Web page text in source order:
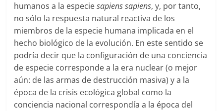
humanos a la especiesapiens sapiens, y, por tanto,
no sólo la respuesta natural reactiva de los
miembros de la especie humana implicada en el
hecho biológico de la evolución. En este sentido se
podría decir que la configuración de una conciencia
de especie corresponde a la era nuclear (o mejor
aún: de las armas de destrucción masiva) y a la
época de la crisis ecológica global como la
conciencia nacional correspondía a la época del